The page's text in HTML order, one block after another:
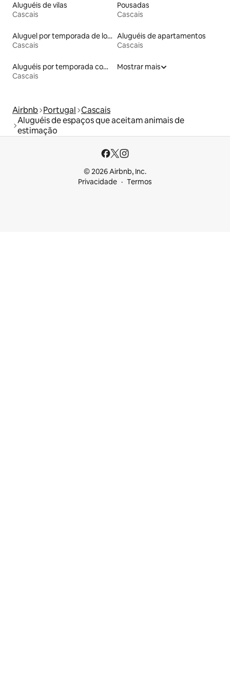
Aluguéis de vilas
Cascais
Pousadas
Cascais
Aluguel por temporada de lofts
Cascais
Aluguéis de apartamentos
Cascais
Aluguéis por temporada com acesso à praia
Cascais
Mostrar mais
Airbnb Portugal Cascais
Aluguéis de espaços que aceitam animais de
estimação
© 2026 Airbnb, Inc.
Privacidade
Termos